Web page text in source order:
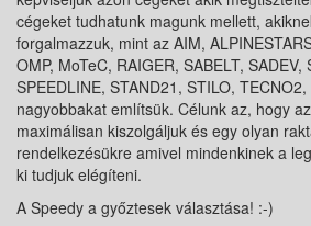
cégeket tudhatunk magunk mellett,
forgalmazzuk, mint az AIM,
OMP, MoTeC, RAIGER, SABELT, SADEV,
SPEEDLINE, STAND21, STILO,
nagyobbakat említsük. Célunk az, hogy
maximálisan kiszolgáljuk és egy olyan
rendelkezésükre amivel mindenkinek a
ki tudjuk elégíteni.
A Speedy a győztesek választása! :-)